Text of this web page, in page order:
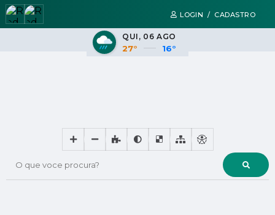
LOGIN / CADASTRO
O que voce procura?
QUI 06 AGO
27° 16°